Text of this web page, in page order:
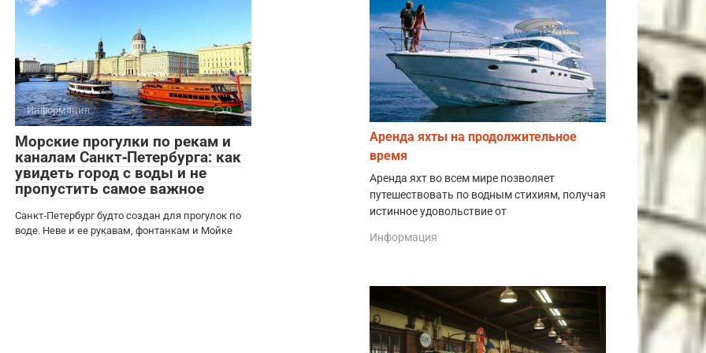
Информация 0
Морские прогулки по рекам и
каналам Санкт‑Петербурга: как
увидеть город с воды и не
пропустить самое важное
Санкт‑Петербург будто создан для прогулок по
воде. Неве и ее рукавам, фонтанкам и Мойке
Аренда яхты на продолжительное
время
Аренда яхт во всем мире позволяет
путешествовать по водным стихиям, получая
истинное удовольствие от
Информация